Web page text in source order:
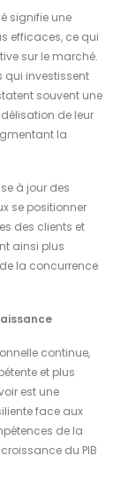
signifie une
efficaces, ce qui
sur le marché.
qui investissent
souvent une
de leur
la
à jour des
se positionner
des clients et
ainsi plus
la concurrence
continue,
et plus
est une
face aux
de la
du PIB